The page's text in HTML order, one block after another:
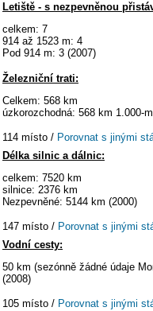
Letiště - s nezpevněnou
celkem: 7
914 až 1523 m: 4
Pod 914 m: 3 (2007)
Železniční trati:
Celkem: 568 km
úzkorozchodná: 568 km 1.000-
114 místo / Porovnat s jinými
Délka silnic a dálnic:
celkem: 7520 km
silnice: 2376 km
Nezpevněné: 5144 km (2000)
147 místo / Porovnat s jinými
Vodní cesty:
50 km (sezónně žádné údaje
(2008)
105 místo / Porovnat s jinými